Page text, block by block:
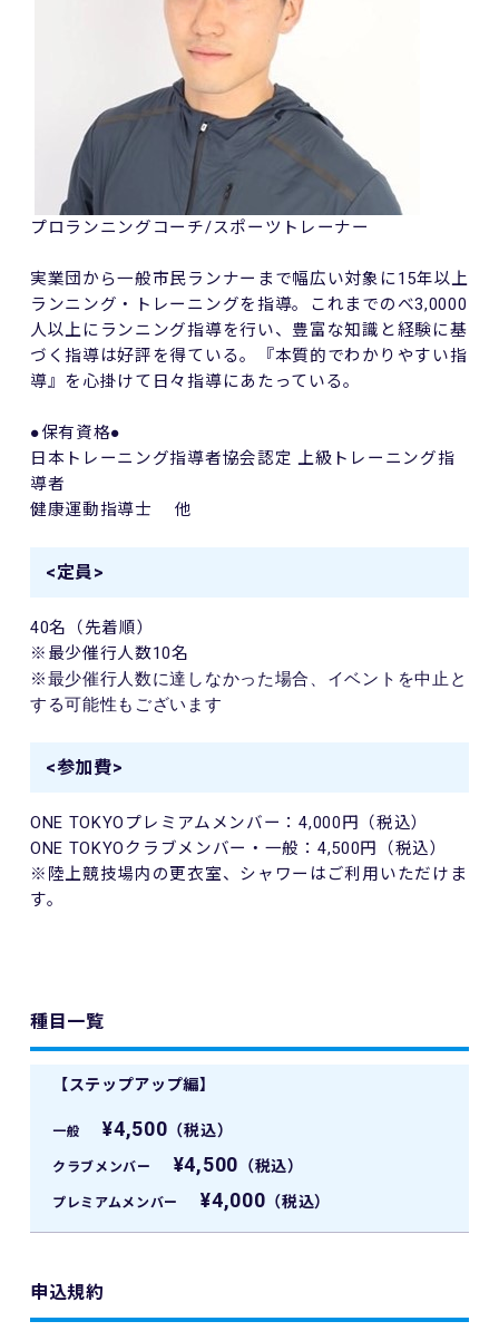
プロランニングコーチ/スポーツトレーナー
実業団から一般市民ランナーまで幅広い対象に15年以上
ランニング・トレーニングを指導。これまでのべ3,0000
人以上にランニング指導を行い、豊富な知識と経験に基
づく指導は好評を得ている。『本質的でわかりやすい指
導』を心掛けて日々指導にあたっている。
●保有資格●
日本トレーニング指導者協会認定 上級トレーニング指
導者
健康運動指導士 他
<定員>
40名（先着順）
※最少催行人数10名
※最少催行人数に達しなかった場合、イベントを中止と
する可能性もございます
<参加費>
ONE TOKYO プレミアムメンバー：4,000円（税込）
ONE TOKYOクラブメンバー・一般： 4,500円（税込）
※陸上競技場内の更⾐室、シャワーはご利⽤いただけま
す。
種目一覧
【ステップアップ編】
一般 ¥4,500 （税込）
クラブメンバー ¥4,500 （税込）
プレミアムメンバー ¥4,000 （税込）
申込規約